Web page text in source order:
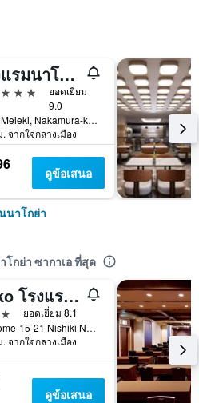
โรงแรมนาโกย่า แมริออท แอสโซเซีย
ยอดเยี่ยม
9.0
1-1-4 Meieki, Nakamura-ku, นาโกย่า, ญี่ปุ่น
จากใจกลางเมือง
ดูข้อเสนอ
นาโกย่า
กย่า ซากาเอ ที่สุด
Koko โรงแรมนาโกย่าซากาเอะ
ยอดเยี่ยม 8.1
3-Chome-15-21 Nishiki Naka Ward, นาโกย่า, ญี่ปุ่น
จากใจกลางเมือง
ดูข้อเสนอ